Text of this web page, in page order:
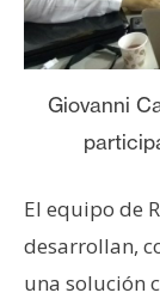
Giovanni
El equipo de
desarrollan,
una solución